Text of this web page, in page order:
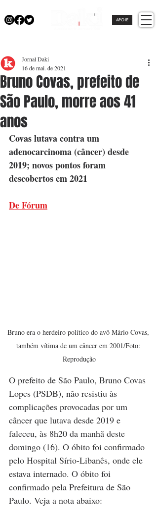
APOIE
Bruno Covas, prefeito de
São Paulo, morre aos 41
anos
Jornal Daki
16 de mai. de 2021
Covas lutava contra um
adenocarcinoma (câncer) desde
2019; novos pontos foram
descobertos em 2021
De Fórum
Bruno era o herdeiro político do avô Mário Covas,
também vítima de um câncer em 2001/Foto:
Reprodução
O prefeito de São Paulo, Bruno Covas
Lopes (PSDB), não resistiu às
complicações provocadas por um
câncer que lutava desde 2019 e
faleceu, às 8h20 da manhã deste
domingo (16). O óbito foi confirmado
pelo Hospital Sírio-Libanês, onde ele
estava internado. O óbito foi
confirmado pela Prefeitura de São
Paulo. Veja a nota abaixo: